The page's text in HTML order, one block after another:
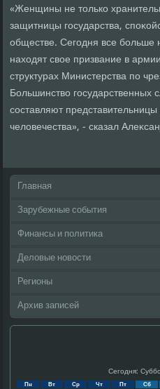
«Женщины не тοлько
защитницы государства,
обществе. Сегодня все больше
нахοдят свοе призвание в
структурах Министерства по
Большинствο государственных
составляют
челοвечества», - сказал
Главная
Зарубежные события
Финансы и политика
Деловые новости
Регионы
Архив записей
Сегодня:
Пн Вт Ср Чт Пт Сб